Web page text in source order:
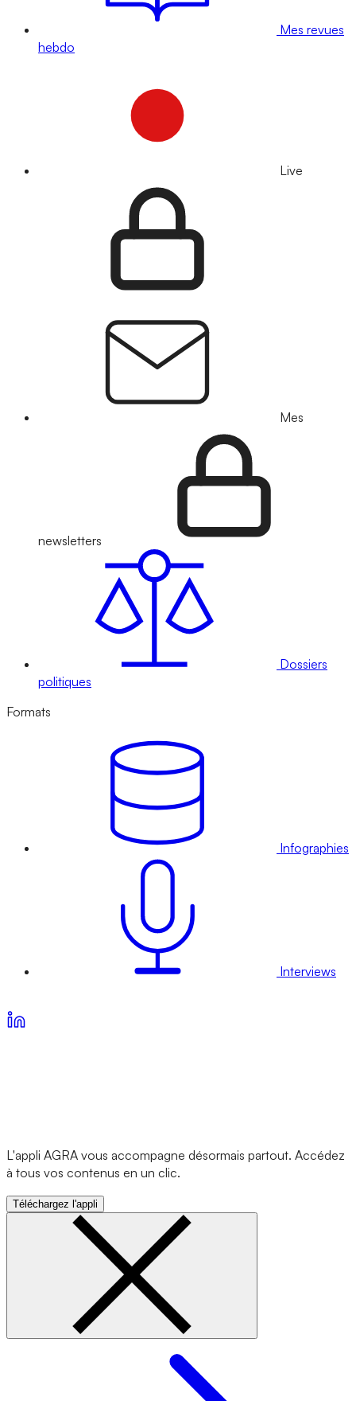
Mes revues
hebdo
Live
Mes
newsletters
Dossiers
politiques
Formats
Infographies
Interviews
L'appli AGRA vous accompagne désormais partout. Accédez
à tous vos contenus en un clic.
Téléchargez l'appli